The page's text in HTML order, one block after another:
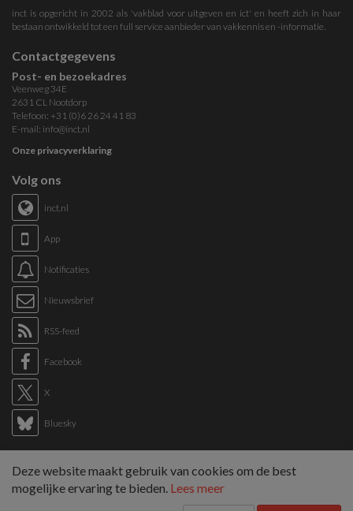
inct is opgericht in 2002 als 'vakblad voor uitgeven en ict' en heeft zich in haar
bestaan ontwikkeld tot een full service aanbieder van vakkennis en -informatie.
Contactgegevens
Post- en bezoekadres
Veenweg 34E
2631 CL Nootdorp
Telefoon: +31 (0)6 26 24 41 83
E-mail: info@inct.nl
Onze privacyverklaring
Volg ons
inct.nl
App
Notificaties
Nieuwsbrief
RSS-feed
Facebook
X
Bluesky
Sitemap
Tags overzicht
Deze website maakt gebruik van cookies om de best
mogelijke ervaring te bieden. Lees meer